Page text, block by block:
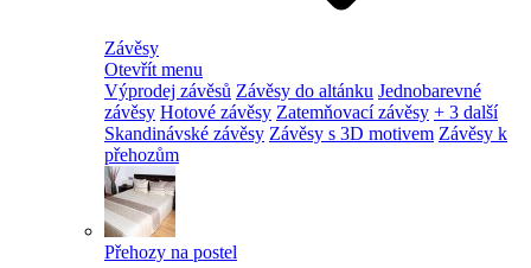
Závěsy
Otevřít menu
Výprodej závěsů Závěsy do altánku Jednobarevné
závěsy Hotové závěsy Zatemňovací závěsy + 3 další
Skandinávské závěsy Závěsy s 3D motivem Závěsy k
přehozům
Přehozy na postel